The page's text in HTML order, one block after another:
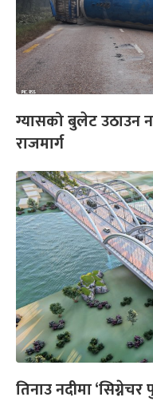
ग्यासको बुलेट उठाउन
राजमार्ग
तिनाउ नदीमा